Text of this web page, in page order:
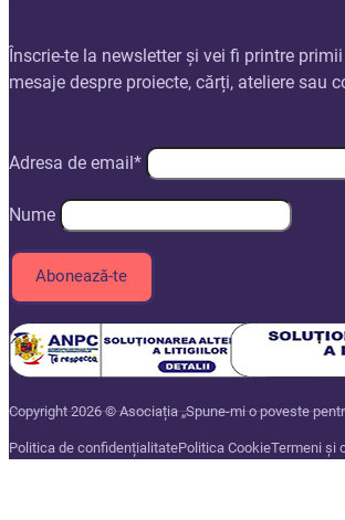
Înscrie-te la newsletter și vei fi printre
mesaje despre proiecte, cărți, ateliere sau
Adresa de email*
Nume
Copyright 2026 © Asociația „Spune-mi o poveste
Politica de confidențialitatePolitica CookieTermeni și